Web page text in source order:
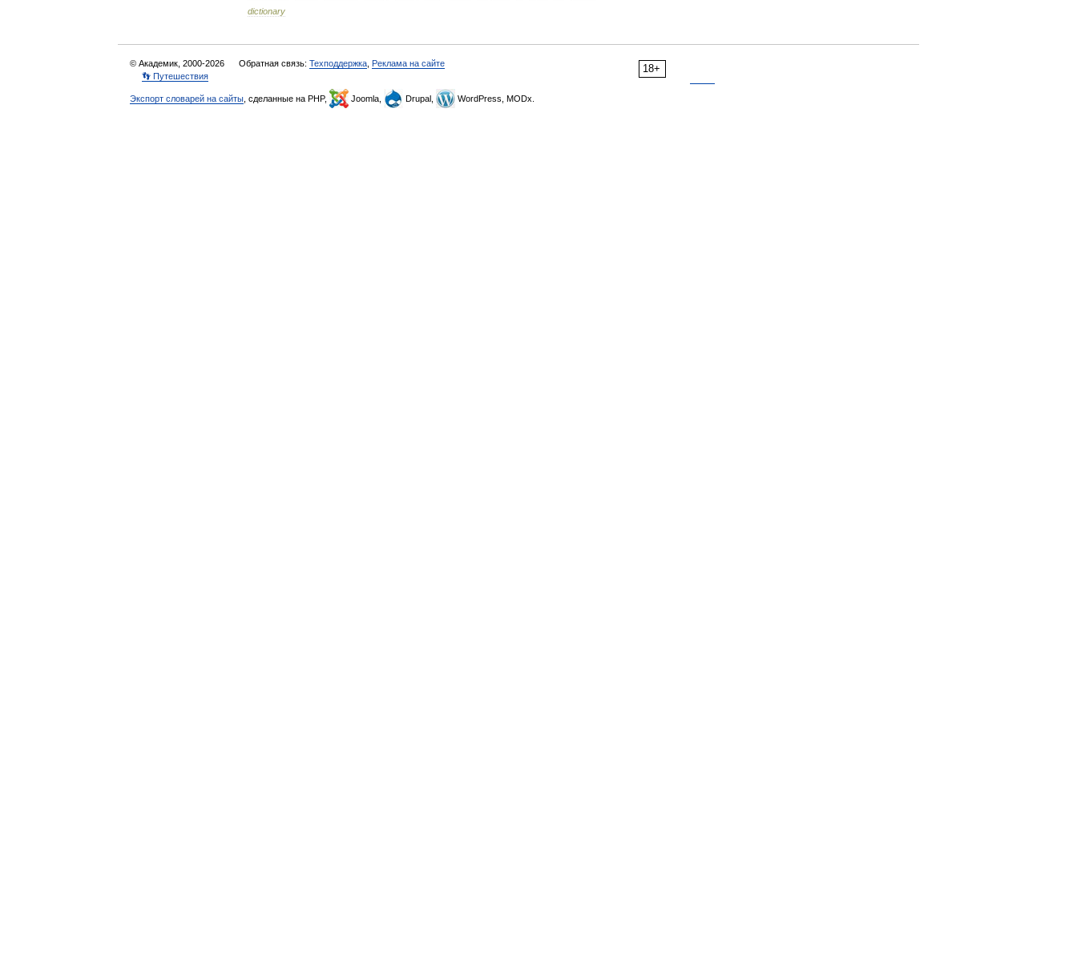
dictionary
18+
© Академик, 2000-2026 Обратная связь: Техподдержка Реклама на сайте
👣 Путешествия
Экспорт словарей на сайты , сделанные на PHP, Joomla, Drupal, WordPress, MODx.